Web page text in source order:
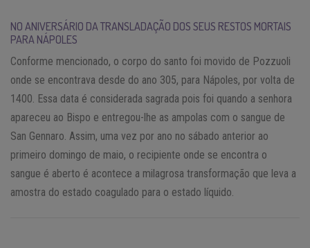
NO ANIVERSÁRIO DA TRANSLADAÇÃO DOS SEUS RESTOS MORTAIS
PARA NÁPOLES
Conforme mencionado, o corpo do santo foi movido de Pozzuoli
onde se encontrava desde do ano 305, para Nápoles, por volta de
1400. Essa data é considerada sagrada pois foi quando a senhora
apareceu ao Bispo e entregou-lhe as ampolas com o sangue de
San Gennaro. Assim, uma vez por ano no sábado anterior ao
primeiro domingo de maio, o recipiente onde se encontra o
sangue é aberto é acontece a milagrosa transformação que leva a
amostra do estado coagulado para o estado líquido.